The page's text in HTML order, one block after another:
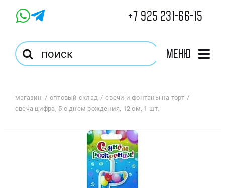
+7 925 231-66-15
Результат
поиска:
Меню
Магазин
Оптовый Магазин
магазин оптовый склад
свечи и фонтаны на торт
свеча цифра, 5 с днем рождения, 12 см, 1 шт.